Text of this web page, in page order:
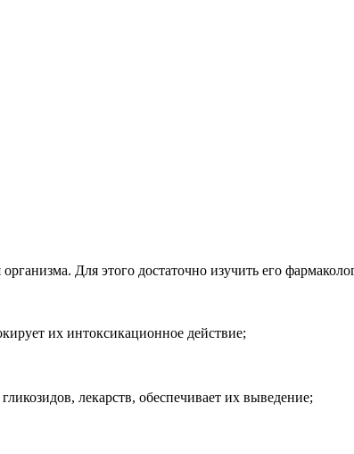
Для этого достаточно изучить его
их интоксикационное действие;
лекарств, обеспечивает их выведение;